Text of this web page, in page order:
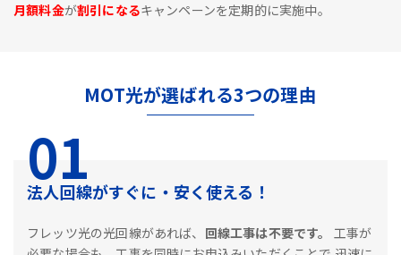
月額料金が割引になるキャンペーンを定期的に実施中。
MOT光が選ばれる3つの理由
01
法人回線がすぐに・安く使える！
フレッツ光の光回線があれば、 回線工事は不要です。
工事が